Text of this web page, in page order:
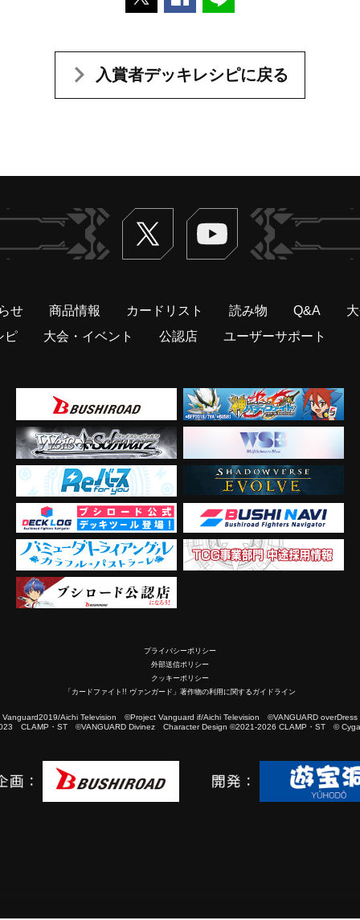
入賞者デッキレシピに戻る
Twitter ヴァンガードch
せ 商品情報 カードリスト 読み物 Q&A
ピ
大会・イベント 公認店 ユーザーサポート
プライバシーポリシー
外部送信ポリシー
クッキーポリシー
「カードファイト!! ヴァンガード」著作物の利用に関するガイドライン
Aichi Television ©Project Vanguard if/Aichi Television ©VANGUARD
CLAMP・ST ©VANGUARD Divinez Character Design ©2021-2026 CLAMP・ST ©